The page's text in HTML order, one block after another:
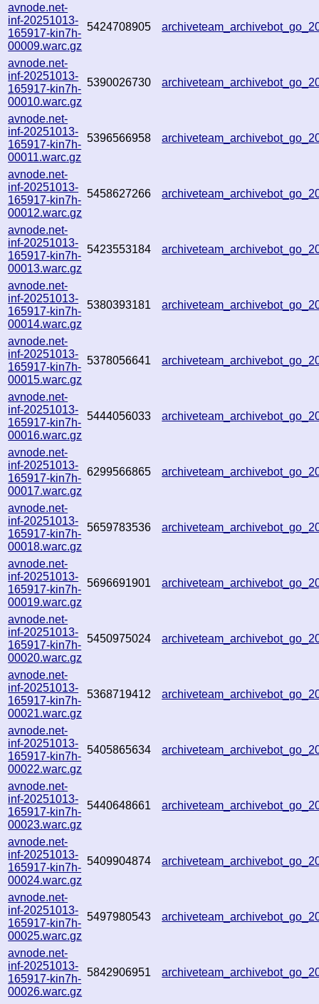
avnode.net-
inf-20251013-
165917-kin7h-
00009.warc.gz
5424708905
avnode.net-
inf-20251013-
165917-kin7h-
00010.warc.gz
5390026730
avnode.net-
inf-20251013-
165917-kin7h-
00011.warc.gz
5396566958
avnode.net-
inf-20251013-
165917-kin7h-
00012.warc.gz
5458627266
avnode.net-
inf-20251013-
165917-kin7h-
00013.warc.gz
5423553184
avnode.net-
inf-20251013-
165917-kin7h-
00014.warc.gz
5380393181
avnode.net-
inf-20251013-
165917-kin7h-
00015.warc.gz
5378056641
avnode.net-
inf-20251013-
165917-kin7h-
00016.warc.gz
5444056033
avnode.net-
inf-20251013-
165917-kin7h-
00017.warc.gz
6299566865
avnode.net-
inf-20251013-
165917-kin7h-
00018.warc.gz
5659783536
avnode.net-
inf-20251013-
165917-kin7h-
00019.warc.gz
5696691901
avnode.net-
inf-20251013-
165917-kin7h-
00020.warc.gz
5450975024
avnode.net-
inf-20251013-
165917-kin7h-
00021.warc.gz
5368719412
avnode.net-
inf-20251013-
165917-kin7h-
00022.warc.gz
5405865634
avnode.net-
inf-20251013-
165917-kin7h-
00023.warc.gz
5440648661
avnode.net-
inf-20251013-
165917-kin7h-
00024.warc.gz
5409904874
avnode.net-
inf-20251013-
165917-kin7h-
00025.warc.gz
5497980543
avnode.net-
inf-20251013-
165917-kin7h-
00026.warc.gz
5842906951